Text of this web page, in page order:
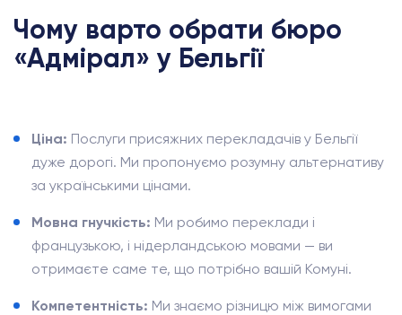
Чому варто обрати бюро
«Адмірал» у Бельгії
Ціна: Послуги присяжних перекладачів у Бельгії
дуже дорогі. Ми пропонуємо розумну альтернативу
за українськими цінами.
Мовна гнучкість: Ми робимо переклади і
французькою, і нідерландською мовами — ви
отримаєте саме те, що потрібно вашій Комуні.
Компетентність: Ми знаємо різницю між вимогами